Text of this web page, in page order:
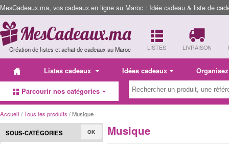
MesCadeaux.ma, vos cadeaux en ligne au Maroc : Idée cadeau & liste de
Création de listes et achat de cadeaux au Maroc LISTES LIVRAISON
Listes cadeaux Idées cadeaux
Parcourir nos catégories
Accueil /Tous les produits / Musique
SOUS-CATÉGORIES OK Musique